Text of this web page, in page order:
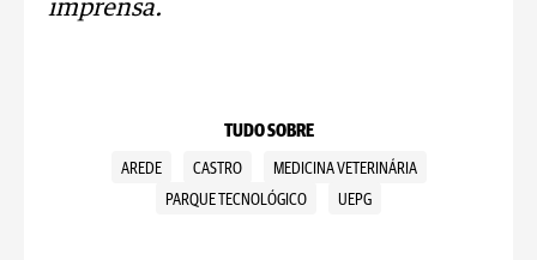
imprensa.
TUDO SOBRE
AREDE CASTRO
MEDICINA VETERINÁRIA
PARQUE TECNOLÓGICO
UEPG